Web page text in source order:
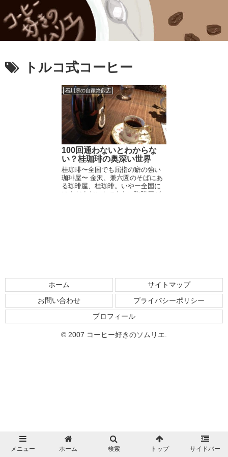
トルコ式コーヒー
石川県の自家焙煎店
100回通わないとわからな
い？桂珈琲の奥深い世界
桂珈琲〜全国でも屈指の癖の強い
珈琲屋〜 金沢、兼六園のそばにあ
る珈琲屋、桂珈琲。いやー全国に
はまだまだとんでもない珈琲屋が
ホーム
サイトマップ
お問い合わせ
プライバシーポリシー
プロフィール
© 2007 コーヒー好きのソムリエ.
メニュー ホーム 検索 トップ サイドバー